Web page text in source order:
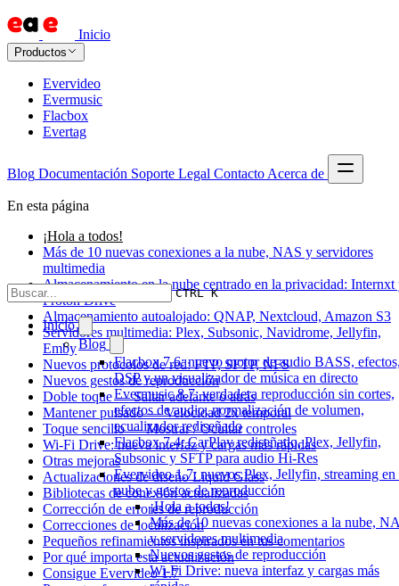
Inicio
Productos
Evervideo
Evermusic
Flacbox
Evertag
Blog Documentación Soporte Legal Contacto Acerca de
CTRL K
Inicio
Blog
Flacbox 7.6: nuevo motor de audio BASS,
DSP y un visualizador de música en directo
Evermusic 8.7: verdadera reproducción sin cortes,
efectos de audio, normalización de volumen,
ecualizador rediseñado
Flacbox 7.4: CarPlay rediseñado, Plex, Jellyfin,
Subsonic y SFTP para audio Hi-Res
Evervideo 1.7: nuevos Plex, Jellyfin, streaming en
nube y gestos de reproducción
¡Hola a todos!
Más de 10 nuevas conexiones a la nube,
y servidores multimedia
Nuevos gestos de reproducción
Wi-Fi Drive: nueva interfaz y cargas más
En esta página
¡Hola a todos!
Más de 10 nuevas conexiones a la nube, NAS y servidores
multimedia
Almacenamiento en la nube centrado en la privacidad: Internxt
Proton Drive
Almacenamiento autoalojado: QNAP, Nextcloud, Amazon S3
Servidores multimedia: Plex, Subsonic, Navidrome, Jellyfin,
Emby
Nuevos protocolos de red: FTP, SFTP, NFS
Nuevos gestos de reproducción
Doble toque — Saltar adelante o atrás
Mantener pulsado — Velocidad 2x temporal
Toque sencillo — Mostrar / Ocultar controles
Wi-Fi Drive: nueva interfaz y cargas más rápidas
Otras mejoras
Actualizaciones de diseño Liquid Glass
Bibliotecas de conexión actualizadas
Corrección de errores de reproducción
Correcciones de localización
Pequeños refinamientos inspirados en tus comentarios
Por qué importa esta actualización
Consigue Evervideo 1.7